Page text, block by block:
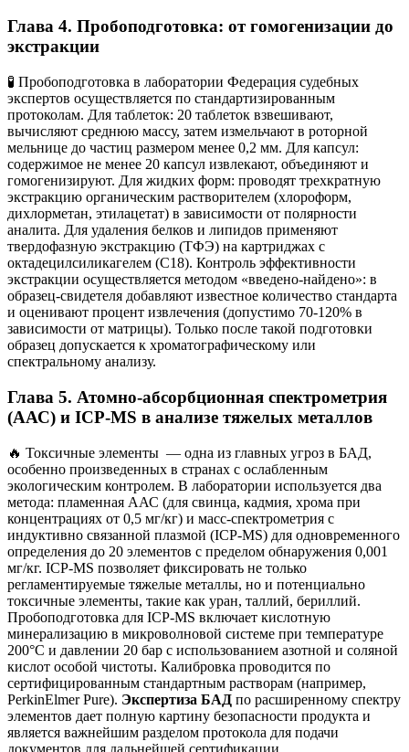
Глава 4. Пробоподготовка: от гомогенизации до
экстракции
🧪 Пробоподготовка в лаборатории Федерация судебных
экспертов осуществляется по стандартизированным
протоколам. Для таблеток: 20 таблеток взвешивают,
вычисляют среднюю массу, затем измельчают в роторной
мельнице до частиц размером менее 0,2 мм. Для капсул:
содержимое не менее 20 капсул извлекают, объединяют и
гомогенизируют. Для жидких форм: проводят трехкратную
экстракцию органическим растворителем (хлороформ,
дихлорметан, этилацетат) в зависимости от полярности
аналита. Для удаления белков и липидов применяют
твердофазную экстракцию (ТФЭ) на картриджах с
октадецилсиликагелем (C18). Контроль эффективности
экстракции осуществляется методом «введено-найдено»: в
образец-свидетеля добавляют известное количество стандарта
и оценивают процент извлечения (допустимо 70-120% в
зависимости от матрицы). Только после такой подготовки
образец допускается к хроматографическому или
спектральному анализу.
Глава 5. Атомно-абсорбционная спектрометрия
(ААС) и ICP-MS в анализе тяжелых металлов
🔥 Токсичные элементы — одна из главных угроз в БАД,
особенно произведенных в странах с ослабленным
экологическим контролем. В лаборатории используется два
метода: пламенная ААС (для свинца, кадмия, хрома при
концентрациях от 0,5 мг/кг) и масс-спектрометрия с
индуктивно связанной плазмой (ICP-MS) для одновременного
определения до 20 элементов с пределом обнаружения 0,001
мг/кг. ICP-MS позволяет фиксировать не только
регламентируемые тяжелые металлы, но и потенциально
токсичные элементы, такие как уран, таллий, бериллий.
Пробоподготовка для ICP-MS включает кислотную
минерализацию в микроволновой системе при температуре
200°C и давлении 20 бар с использованием азотной и соляной
кислот особой чистоты. Калибровка проводится по
сертифицированным стандартным растворам (например,
PerkinElmer Pure). Экспертиза БАД по расширенному спектру
элементов дает полную картину безопасности продукта и
является важнейшим разделом протокола для подачи
документов для дальнейшей сертификации.